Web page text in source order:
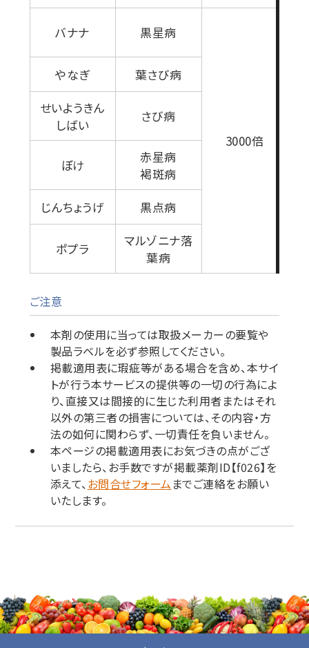
バナナ 黒星病
3000倍
やなぎ
葉さび病
せいようきん
しばい
さび病
ぼけ
赤星病
褐斑病
じんちょうげ
黒点病
ポプラ
マルゾニナ落
葉病
ご注意
本剤の使用に当っては取扱メーカーの要覧や
製品ラベルを必ず参照してください。
掲載適用表に瑕疵等がある場合を含め、本サイ
トが行う本サービスの提供等の一切の行為によ
り、直接又は間接的に生じた利用者またはそれ
以外の第三者の損害については、その内容・方
法の如何に関わらず、一切責任を負いません。
本ページの掲載適用表にお気づきの点がござ
いましたら、お手数ですが掲載薬剤ID【f026】を
添えて、お問合せフォーム までご連絡をお願い
いたします。